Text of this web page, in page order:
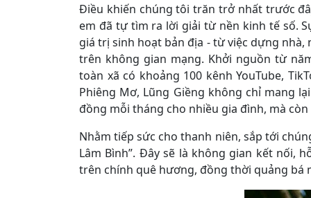
Điều khiến chúng tôi trăn trở nhất trước
em đã tự tìm ra lời giải từ nền kinh tế số.
giá trị sinh hoạt bản địa - từ việc dựng nhà,
trên không gian mạng. Khởi nguồn từ
toàn xã có khoảng 100 kênh YouTube,
Phiêng Mơ, Lũng Giềng không chỉ mang
đồng mỗi tháng cho nhiều gia đình, mà
Nhằm tiếp sức cho thanh niên, sắp tới
Lâm Bình”. Đây sẽ là không gian kết nối,
trên chính quê hương, đồng thời quảng bá